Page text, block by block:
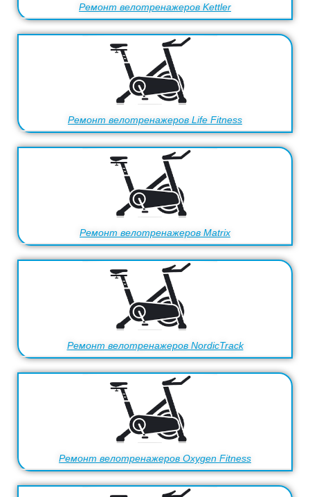
Ремонт велотренажеров Kettler
Ремонт велотренажеров Life Fitness
Ремонт велотренажеров Matrix
Ремонт велотренажеров NordicTrack
Ремонт велотренажеров Oxygen Fitness